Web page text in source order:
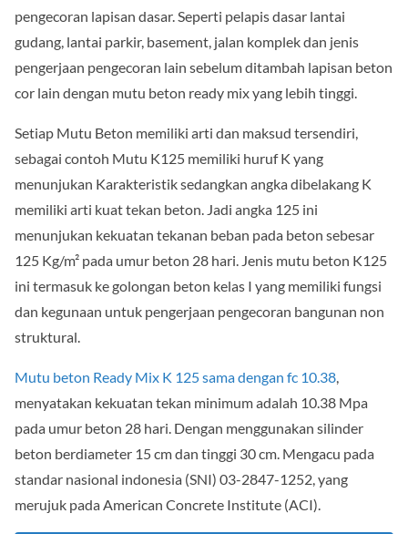
pengecoran lapisan dasar. Seperti pelapis dasar lantai
gudang, lantai parkir, basement, jalan komplek dan jenis
pengerjaan pengecoran lain sebelum ditambah lapisan beton
cor lain dengan mutu beton ready mix yang lebih tinggi.
Setiap Mutu Beton memiliki arti dan maksud tersendiri,
sebagai contoh Mutu K125 memiliki huruf K yang
menunjukan Karakteristik sedangkan angka dibelakang K
memiliki arti kuat tekan beton. Jadi angka 125 ini
menunjukan kekuatan tekanan beban pada beton sebesar
125 Kg/m² pada umur beton 28 hari. Jenis mutu beton K125
ini termasuk ke golongan beton kelas I yang memiliki fungsi
dan kegunaan untuk pengerjaan pengecoran bangunan non
struktural.
Mutu beton Ready Mix K 125 sama dengan fc 10.38
menyatakan kekuatan tekan minimum adalah 10.38 Mpa
pada umur beton 28 hari. Dengan menggunakan silinder
beton berdiameter 15 cm dan tinggi 30 cm. Mengacu pada
standar nasional indonesia (SNI) 03-2847-1252, yang
merujuk pada American Concrete Institute (ACI).